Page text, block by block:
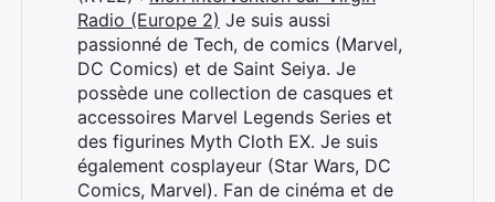
Radio (Europe 2) Je suis aussi
passionné de Tech, de comics (Marvel,
DC Comics) et de Saint Seiya. Je
possède une collection de casques et
accessoires Marvel Legends Series et
des figurines Myth Cloth EX. Je suis
également cosplayeur (Star Wars, DC
Comics, Marvel). Fan de cinéma et de
Rechercher
: